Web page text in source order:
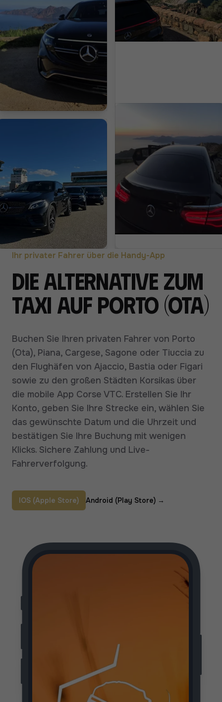
Ihr privater Fahrer über die Handy-App
Die Alternative zum
Taxi auf Porto (Ota)
Buchen Sie Ihren privaten Fahrer von Porto
(Ota), Piana, Cargese, Sagone oder Tiuccia zu
den Flughäfen von Ajaccio, Bastia oder Figari
sowie zu den großen Städten Korsikas über
die mobile App Corse VTC. Erstellen Sie Ihr
Konto, geben Sie Ihre Strecke ein, wählen Sie
das gewünschte Datum und die Uhrzeit und
bestätigen Sie Ihre Buchung mit wenigen
Klicks. Sichere Zahlung und Live-
Fahrerverfolgung.
IOS (Apple Store) Android (Play Store) →